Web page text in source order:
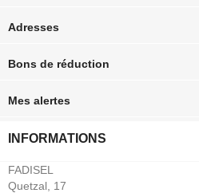
Adresses
Bons de réduction
Mes alertes
INFORMATIONS
FADISEL
Quetzal, 17